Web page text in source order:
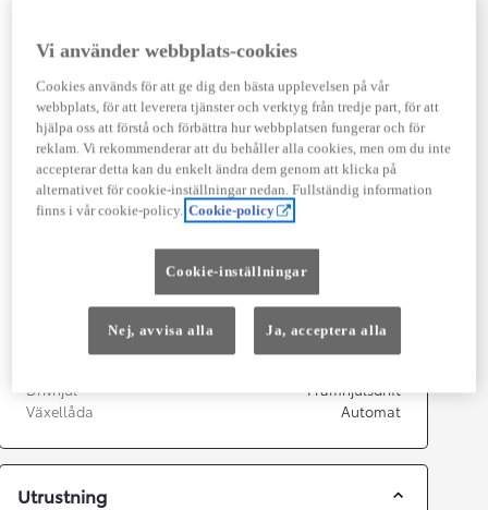
Motor
Cylindrar
4
Kapacitet
1 798 cc
Effekt
90 kw (122 hk)
Växellåda
Drivhjul
Framhjulsdrift
Växellåda
Automat
Utrustning
Vi använder webbplats-cookies
Cookies används för att ge dig den bästa upplevelsen på vår
webbplats, för att leverera tjänster och verktyg från tredje part, för att
hjälpa oss att förstå och förbättra hur webbplatsen fungerar och för
reklam. Vi rekommenderar att du behåller alla cookies, men om du inte
accepterar detta kan du enkelt ändra dem genom att klicka på
alternativet för cookie-inställningar nedan. Fullständig information
finns i vår cookie-policy. Cookie-policy
Cookie-inställningar
Nej, avvisa alla Ja, acceptera alla